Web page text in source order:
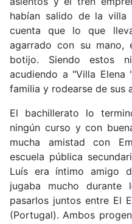
habían salido de la
cuenta que lo que
agarrado con su mano,
botijo. Siendo estos
acudiendo a "Villa Elena
familia y rodearse de sus
El bachillerato lo
ningún curso y con
mucha amistad con
escuela pública
Luís era íntimo amigo
jugaba mucho durante
pasarlos juntos entre El
(Portugal). Ambos